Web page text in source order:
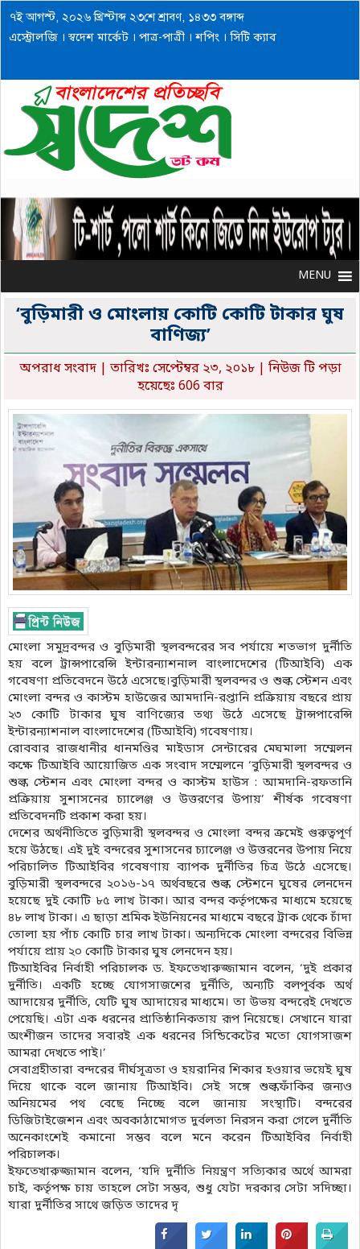
৭ই আগস্ট, ২০২৬ খ্রিস্টাব্দ ২৩শে শ্রাবণ, ১৪৩৩ বঙ্গাব্দ
এস্ট্রোলজি । স্বদেশ মার্কেট । পাত্র-পাত্রী । শপিং । সিটি ক্যাব
MENU
MENU
‘বুড়িমারী ও মোংলায় কোটি কোটি টাকার ঘুষ
বাণিজ্য’
অপরাধ সংবাদ| তারিখঃ সেপ্টেম্বর ২৩, ২০১৮ | নিউজ টি পড়া
হয়েছেঃ 606 বার
মোংলা সমুদ্রবন্দর ও বুড়িমারী স্থলবন্দরের সব পর্যায়ে শতভাগ দুর্নীতি
হয় বলে ট্রান্সপারেন্সি ইন্টারন্যাশনাল বাংলাদেশের (টিআইবি) এক
গবেষণা প্রতিবেদনে উঠে এসেছে।বুড়িমারী স্থলবন্দর ও শুল্ক স্টেশন এবং
মোংলা বন্দর ও কাস্টম হাউজের আমদানি-রপ্তানি প্রক্রিয়ায় বছরে প্রায়
২৩ কোটি টাকার ঘুষ বাণিজ্যের তথ্য উঠে এসেছে ট্রান্সপারেন্সি
ইন্টারন্যাশনাল বাংলাদেশের (টিআইবি) গবেষণায়।
রোববার রাজধানীর ধানমণ্ডির মাইডাস সেন্টারের মেঘমালা সম্মেলন
কক্ষে টিআইবি আয়োজিত এক সংবাদ সম্মেলনে ‘বুড়িমারী স্থলবন্দর ও
শুল্ক স্টেশন এবং মোংলা বন্দর ও কাস্টম হাউস : আমদানি-রফতানি
প্রক্রিয়ায় সুশাসনের চ্যালেঞ্জ ও উত্তরণের উপায়’ শীর্ষক গবেষণা
প্রতিবেদনটি প্রকাশ করা হয়।
দেশের অর্থনীতিতে বুড়িমারী স্থলবন্দর ও মোংলা বন্দর ক্রমেই গুরুত্বপূর্ণ
হয়ে উঠছে। এই দুই বন্দরের সুশাসনের চ্যালেঞ্জ ও উত্তরনের উপায় নিয়ে
পরিচালিত টিআইবির গবেষণায় ব্যাপক দুর্নীতির চিত্র উঠে এসেছে।
বুড়িমারী স্থলবন্দরে ২০১৬-১৭ অর্থবছরে শুল্ক স্টেশনে ঘুষের লেনদেন
হয়েছে দুই কোটি ৮৫ লাখ টাকা। আর বন্দর কর্তৃপক্ষের মাধ্যমে হয়েছে
৪৮ লাখ টাকা। এ ছাড়া শ্রমিক ইউনিয়নের মাধ্যমে বছরে ট্রাক থেকে চাঁদা
তোলা হয় পাঁচ কোটি চার লাখ টাকা। অন্যদিকে মোংলা বন্দরের বিভিন্ন
পর্যায়ে প্রায় ২০ কোটি টাকার ঘুষ লেনদেন হয়।
টিআইবির নির্বাহী পরিচালক ড. ইফতেখারুজ্জামান বলেন, ‘দুই প্রকার
দুর্নীতি। একটি হচ্ছে যোগসাজশের দুর্নীতি, অন্যটি বলপূর্বক অর্থ
আদায়ের দুর্নীতি, যেটি ঘুষ আদায়ের মাধ্যমে। তা উভয় বন্দরেই দেখতে
পেয়েছি। এটা এক ধরনের প্রাতিষ্ঠানিকতায় রূপ নিয়েছে। সেখানে যারা
অংশীজন তাদের সবারই এক ধরনের সিন্ডিকেটের মতো যোগসাজশ
আমরা দেখতে পাই।’
সেবাগ্রহীতারা বন্দরের দীর্ঘসূত্রতা ও হয়রানির শিকার হওয়ার ভয়েই ঘুষ
দিয়ে থাকে বলে জানায় টিআইবি। সেই সঙ্গে শুল্কফাঁকির জন্যও
অনিয়মের পথ বেছে নিচ্ছে বলে জানায় সংস্থাটি। বন্দরের
ডিজিটাইজেশন এবং অবকাঠামোগত দুর্বলতা নিরসন করা গেলে দুর্নীতি
অনেকাংশেই কমানো সম্ভব বলে মনে করেন টিআইবির নির্বাহী
পরিচালক।
ইফতেখারুজ্জামান বলেন, ‘যদি দুর্নীতি নিয়ন্ত্রণ সত্যিকার অর্থে আমরা
চাই, কর্তৃপক্ষ চায় তাহলে সেটা সম্ভব, শুধু যেটা দরকার সেটা সদিচ্ছা।
যারা দুর্নীতির সাথে জড়িত তাদের দৃ